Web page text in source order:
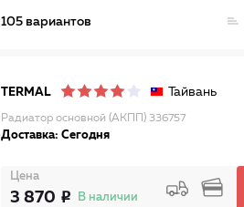
105 вариантов
TERMAL Тайвань
Радиатор основной (АКПП) 336757
Доставка: Сегодня
Цена
3 870 В наличии